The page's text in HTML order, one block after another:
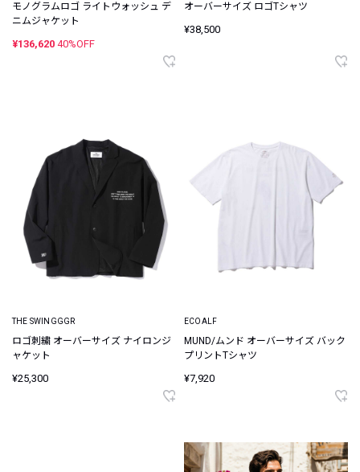
モノグラムロゴ ライトウォッシュ デ
ニムジャケット
¥136,620 40%OFF
オーバーサイズ ロゴTシャツ
¥38,500
THE SWINGGGR
ロゴ刺繍 オーバーサイズ ナイロンジ
ャケット
¥25,300
ECOALF
MUND/ムンド オーバーサイズ バック
プリントTシャツ
¥7,920